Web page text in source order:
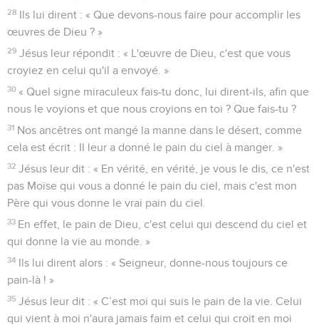
28 Ils lui dirent : « Que devons-nous faire pour accomplir les
œuvres de Dieu ? »
29 Jésus leur répondit : « L'œuvre de Dieu, c'est que vous
croyiez en celui qu'il a envoyé. »
30 « Quel signe miraculeux fais-tu donc, lui dirent-ils, afin que
nous le voyions et que nous croyions en toi ? Que fais-tu ?
31 Nos ancêtres ont mangé la manne dans le désert, comme
cela est écrit : Il leur a donné le pain du ciel à manger. »
32 Jésus leur dit : « En vérité, en vérité, je vous le dis, ce n'est
pas Moïse qui vous a donné le pain du ciel, mais c'est mon
Père qui vous donne le vrai pain du ciel.
33 En effet, le pain de Dieu, c'est celui qui descend du ciel et
qui donne la vie au monde. »
34 Ils lui dirent alors : « Seigneur, donne-nous toujours ce
pain-là ! »
35 Jésus leur dit : « C’est moi qui suis le pain de la vie. Celui
qui vient à moi n'aura jamais faim et celui qui croit en moi